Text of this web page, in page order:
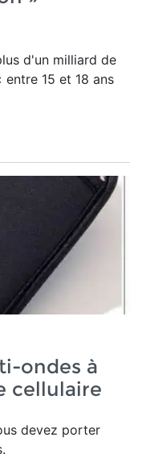
d'un milliard de
15 et 18 ans
ondes à
cellulaire
devez porter